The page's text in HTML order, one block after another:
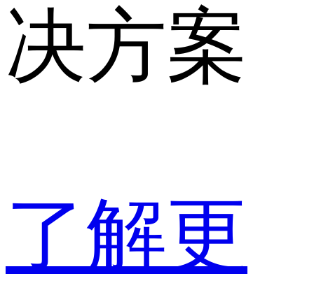
决方案
了解更